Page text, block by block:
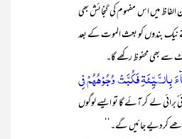
میں اس مفہوم کی گنجائش بھی
نیک بندوں کو بعث الموت کے بعد
سے بھی محفوظ رکھے گا۔
فَکُبَّتۡ وُجُوۡہُہُمۡ فِی
ُبرائی لے کر آئے گا تو ایسے لوگوں
کردیے جائیں گے۔‘‘